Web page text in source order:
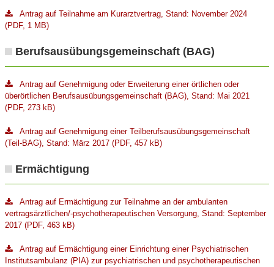
Antrag auf Teilnahme am Kurarztvertrag, Stand: November 2024
(PDF, 1 MB)
Berufsausübungsgemeinschaft (BAG)
Antrag auf Genehmigung oder Erweiterung einer örtlichen oder
überörtlichen Berufsausübungsgemeinschaft (BAG), Stand: Mai 2021
(PDF, 273 kB)
Antrag auf Genehmigung einer Teilberufsausübungsgemeinschaft
(Teil-BAG), Stand: März 2017 (PDF, 457 kB)
Ermächtigung
Antrag auf Ermächtigung zur Teilnahme an der ambulanten
vertragsärztlichen/-psychotherapeutischen Versorgung, Stand: September
2017 (PDF, 463 kB)
Antrag auf Ermächtigung einer Einrichtung einer Psychiatrischen
Institutsambulanz (PIA) zur psychiatrischen und psychotherapeutischen